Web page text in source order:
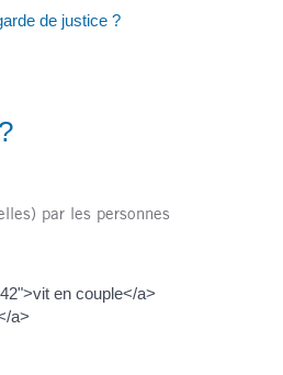
de justice ?
par les personnes
en couple</a>
a>